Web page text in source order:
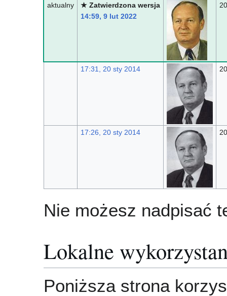
aktualny
★ Zatwierdzona wersja
14:59, 9 lut 2022
17:31, 20 sty 2014
17:26, 20 sty 2014
Nie możesz nadpisać
Lokalne
Poniższa strona